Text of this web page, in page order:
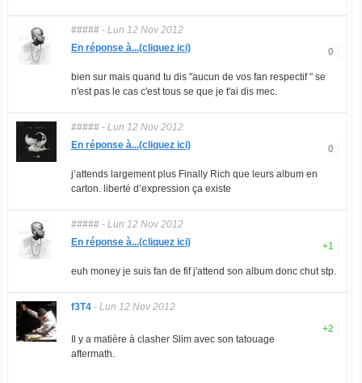
#####- Lun 12 Nov 2012
0
En réponse à...(cliquez ici)
bien sur mais quand tu dis "aucun de vos fan respectif " se
n'est pas le cas c'est tous se que je t'ai dis mec.
#####- Lun 12 Nov 2012
0
En réponse à...(cliquez ici)
j’attends largement plus Finally Rich que leurs album en
carton. liberté d’expression ça existe
#####- Lun 12 Nov 2012
+1
En réponse à...(cliquez ici)
euh money je suis fan de fif j'attend son album donc chut stp.
f3T4- Lun 12 Nov 2012
+2
Il y a matière à clasher Slim avec son tatouage
aftermath.